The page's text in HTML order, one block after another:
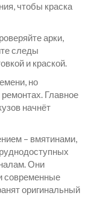
чтобы краска
арки,
следы
и краской.
но
Главное
начнёт
– вмятинами,
Они
современные
оригинальный